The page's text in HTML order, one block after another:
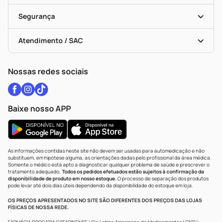
Cupons E Ofertas
Black Friday
Alomed
Formas De Pagamento
Troca E Devolução
Bulas De A A Z
Políticas De Marketplace
Serviços Farmacêuticos
Testes Rápidos
Autoteste Covid-19
Vacinas
Segurança
Portal Da Privacidade
Atendimento / SAC
Nossas redes sociais
Baixe nosso APP
As informações contidas neste site não devem ser usadas para automedicação e não
substituem, em hipótese alguma, as orientações dadas pelo profissional da área médica.
Somente o médico está apto a diagnosticar qualquer problema de saúde e prescrever o
tratamento adequado. Todos os pedidos efetuados estão sujeitos à confirmação da
disponibilidade de produto em nosso estoque.O processo de separação dos produtos
pode levar até dois dias úteis dependendo da disponibilidade do estoque em loja.
OS PREÇOS APRESENTADOS NO SITE SÃO DIFERENTES DOS PREÇOS DAS LOJAS
FÍSICAS DE NOSSA REDE.